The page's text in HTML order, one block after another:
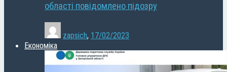
області повідомлено підозру
zapsich, 17/02/2023
Економіка